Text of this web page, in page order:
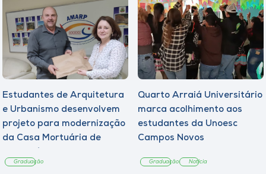
Estudantes de Arquitetura
e Urbanismo desenvolvem
projeto para modernização
da Casa Mortuária de
Graduação
Quarto Arraiá Universitário
marca acolhimento aos
estudantes da Unoesc
Campos Novos
Graduação Notícia